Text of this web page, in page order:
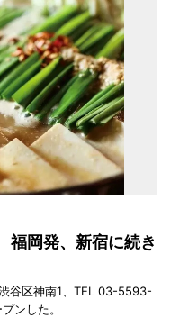
岡発、新宿に続き
谷区神南1、TEL 03-5593-
ンした。